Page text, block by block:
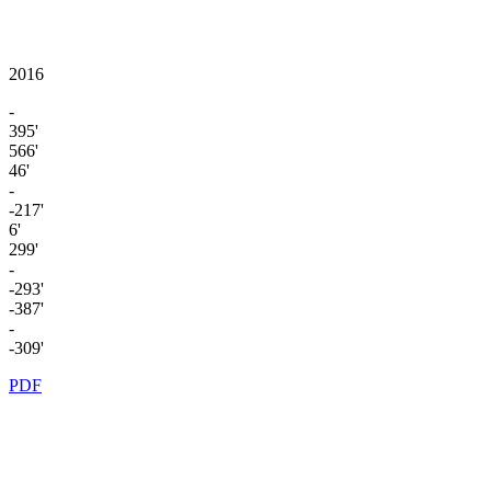
2016
-
395'
566'
46'
-
-217'
6'
299'
-
-293'
-387'
-
-309'
PDF